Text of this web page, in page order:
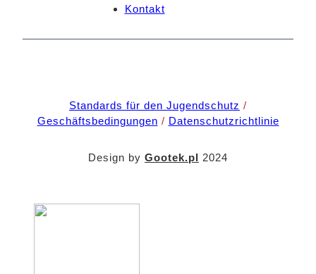
Kontakt
Standards für den Jugendschutz /
Geschäftsbedingungen / Datenschutzrichtlinie
Design by Gootek.pl 2024